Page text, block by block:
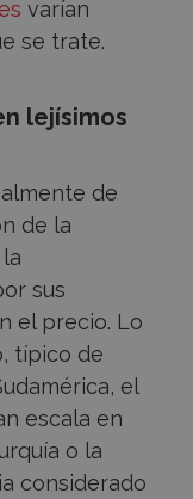
varían
se trate.
lejísimos
de
de la
sus
el precio. Lo
típico de
el
escala en
o la
considerado